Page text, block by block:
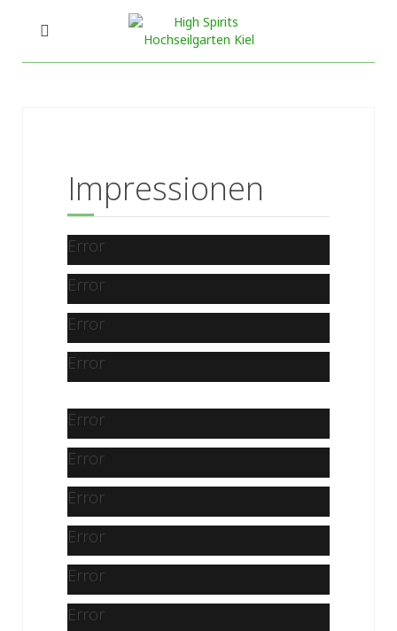
Impressionen
Error
Error
Error
Error
Error
Error
Error
Error
Error
Error